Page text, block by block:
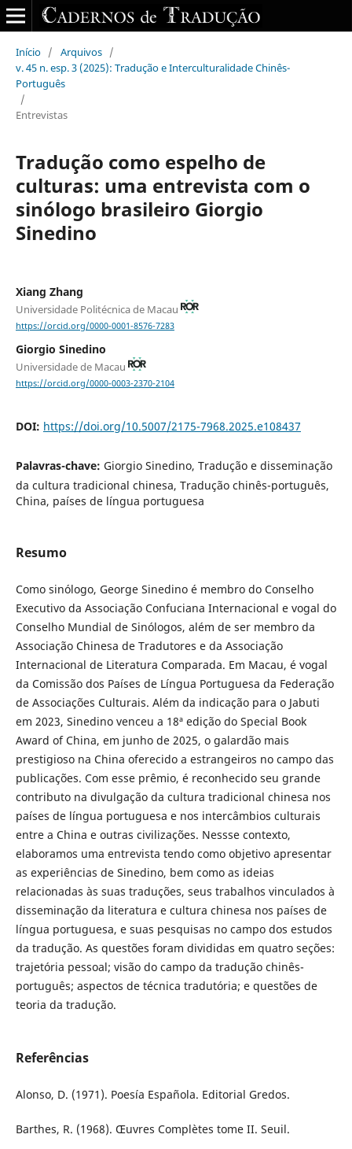
Início / Arquivos /
v. 45 n. esp. 3 (2025): Tradução e Interculturalidade Chinês-
Português
/
Entrevistas
Tradução como espelho de
culturas: uma entrevista com o
sinólogo brasileiro Giorgio
Sinedino
Xiang Zhang
Universidade Politécnica de Macau
https://orcid.org/0000-0001-8576-7283
Giorgio Sinedino
Universidade de Macau
https://orcid.org/0000-0003-2370-2104
DOI: https://doi.org/10.5007/2175-7968.2025.e108437
Palavras-chave: Giorgio Sinedino, Tradução e disseminação
da cultura tradicional chinesa, Tradução chinês-português,
China, países de língua portuguesa
Resumo
Como sinólogo, George Sinedino é membro do Conselho
Executivo da Associação Confuciana Internacional e vogal do
Conselho Mundial de Sinólogos, além de ser membro da
Associação Chinesa de Tradutores e da Associação
Internacional de Literatura Comparada. Em Macau, é vogal
da Comissão dos Países de Língua Portuguesa da Federação
de Associações Culturais. Além da indicação para o Jabuti
em 2023, Sinedino venceu a 18ª edição do Special Book
Award of China, em junho de 2025, o galardão mais
prestigioso na China oferecido a estrangeiros no campo das
publicações. Com esse prêmio, é reconhecido seu grande
contributo na divulgação da cultura tradicional chinesa nos
países de língua portuguesa e nos intercâmbios culturais
entre a China e outras civilizações. Nessse contexto,
elaboramos uma entrevista tendo como objetivo apresentar
as experiências de Sinedino, bem como as ideias
relacionadas às suas traduções, seus trabalhos vinculados à
disseminação da literatura e cultura chinesa nos países de
língua portuguesa, e suas pesquisas no campo dos estudos
da tradução. As questões foram divididas em quatro seções:
trajetória pessoal; visão do campo da tradução chinês-
português; aspectos de técnica tradutória; e questões de
teoria da tradução.
Referências
Alonso, D. (1971). Poesía Española. Editorial Gredos.
Barthes, R. (1968). Œuvres Complètes tome II. Seuil.